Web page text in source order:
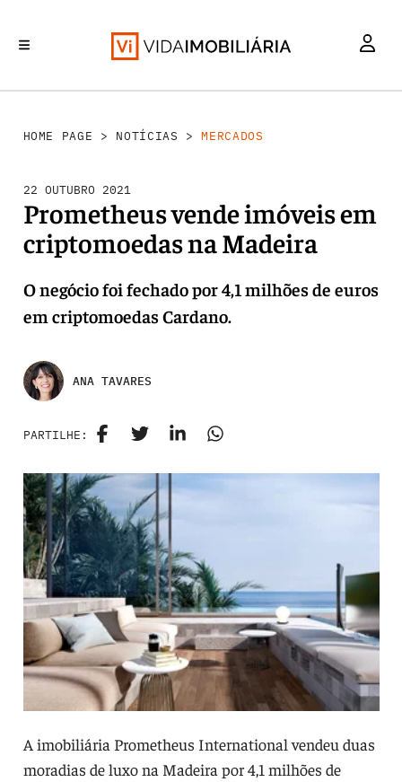
HOME PAGE > NOTÍCIAS >MERCADOS
22 OUTUBRO 2021
Prometheus vende imóveis em
criptomoedas na Madeira
O negócio foi fechado por 4,1 milhões de euros
em criptomoedas Cardano.
ANA TAVARES
PARTILHE:
A imobiliária Prometheus International vendeu duas
moradias de luxo na Madeira por 4,1 milhões de